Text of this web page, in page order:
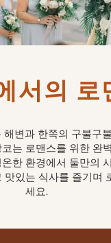
서의 로
변과 한쪽의 구불구
는 로맨스를 위한 완
한 환경에서 둘만의
맛있는 식사를 즐기며